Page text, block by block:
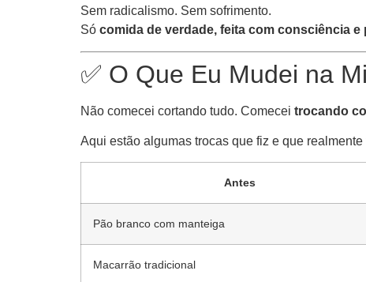
Sem radicalismo. Sem sofrimento.
Só comida de verdade, feita com consciência e
✅ O Que Eu Mudei na
Não comecei cortando tudo. Comecei trocando
Aqui estão algumas trocas que fiz e que
Antes
Pão branco com manteiga
Macarrão tradicional